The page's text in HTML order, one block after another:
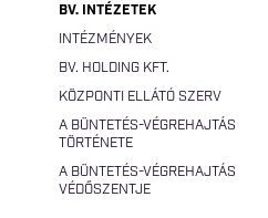
BV. INTÉZETEK
INTÉZMÉNYEK
BV. HOLDING KFT.
KÖZPONTI ELLÁTÓ SZERV
A BÜNTETÉS-VÉGREHAJTÁS
TÖRTÉNETE
A BÜNTETÉS-VÉGREHAJTÁS
VÉDŐSZENTJE